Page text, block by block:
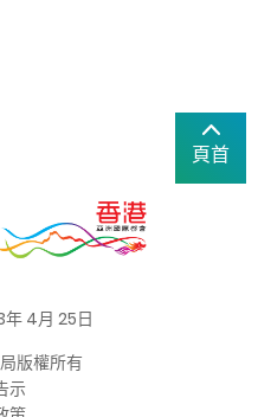
頁首
4月 25日
版權所有
示